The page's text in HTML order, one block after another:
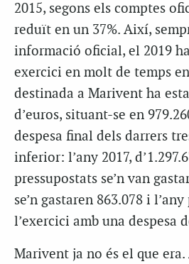
2015, segons els comptes
reduït en un 37%. Així,
informació oficial, el 2019
exercici en molt de temps
destinada a Marivent ha
d’euros, situant-se en
despesa final dels darrers
inferior: l’any 2017,
pressupostats se’n van
se’n gastaren 863.078 i
l’exercici amb una despesa
Marivent ja no és el que